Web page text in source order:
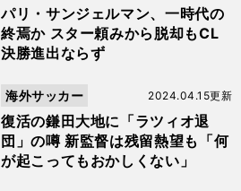
パリ・サンジェルマン、一時代の
終焉か スター頼みから脱却もCL
決勝進出ならず
復活の鎌田大地に「ラツィオ退
団」の噂 新監督は残留熱望も「何
が起こってもおかしくない」
2024.04.15更新
海外サッカー